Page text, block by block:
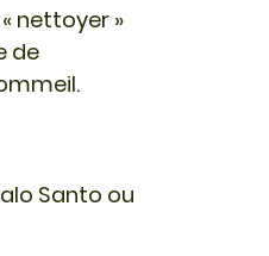
nettoyer »
de
Santo ou